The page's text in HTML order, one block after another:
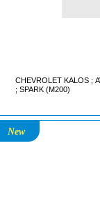
CHEVROLET KALOS ;
; SPARK (M200)
New